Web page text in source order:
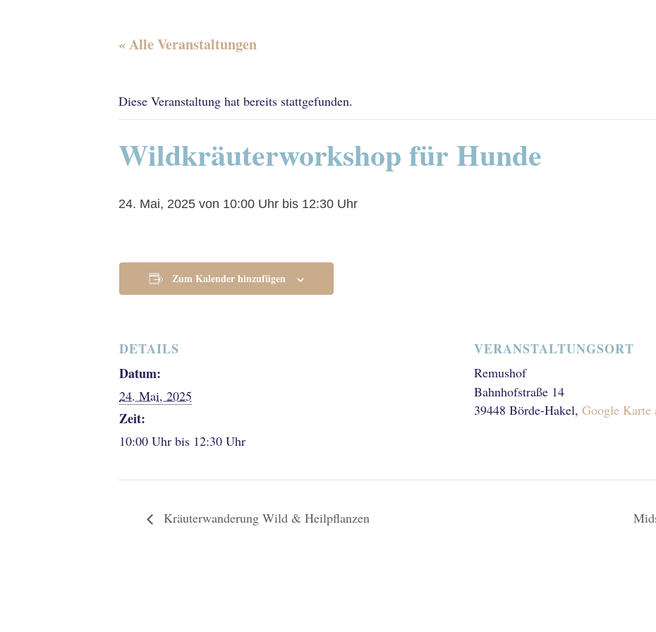
« Alle Veranstaltungen
Diese Veranstaltung hat bereits stattgefunden.
Wildkräuterworkshop für Hunde
24. Mai, 2025 von 10:00 Uhr bis 12:30 Uhr
Zum Kalender hinzufügen
DETAILS
Datum:
24. Mai, 2025
Zeit:
10:00 Uhr bis 12:30 Uhr
VERANSTALTUNGSORT
Remushof
Bahnhofstraße 14
39448 Börde-Hakel, Google Karte
Kräuterwanderung Wild & Heilpflanzen